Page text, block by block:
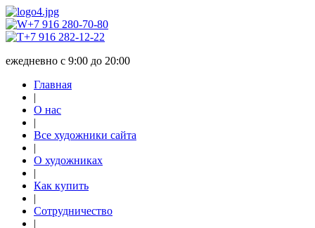
+7 916 280-70-80
+7 916 282-12-22
ежедневно с 9:00 до 20:00
Главная
|
О нас
|
Все художники сайта
|
О художниках
|
Как купить
|
Сотрудничество
|